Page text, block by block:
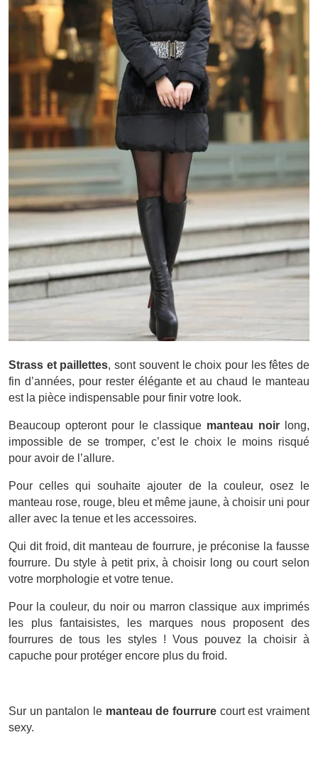
Strass et paillettes, sont souvent le choix pour les fêtes de
fin d’années, pour rester élégante et au chaud le manteau
est la pièce indispensable pour finir votre look.
Beaucoup opteront pour le classique manteau noir long,
impossible de se tromper, c’est le choix le moins risqué
pour avoir de l’allure.
Pour celles qui souhaite ajouter de la couleur, osez le
manteau rose, rouge, bleu et même jaune, à choisir uni pour
aller avec la tenue et les accessoires.
Qui dit froid, dit manteau de fourrure, je préconise la fausse
fourrure. Du style à petit prix, à choisir long ou court selon
votre morphologie et votre tenue.
Pour la couleur, du noir ou marron classique aux imprimés
les plus fantaisistes, les marques nous proposent des
fourrures de tous les styles ! Vous pouvez la choisir à
capuche pour protéger encore plus du froid.
Sur un pantalon le manteau de fourrure court est vraiment
sexy.